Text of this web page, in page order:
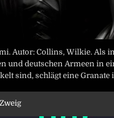
Autor: Collins, Wilkie. Als
und deutschen Armeen in
sind, schlägt eine Granate